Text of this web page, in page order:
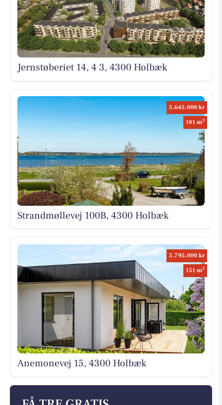
Jernstøberiet 14, 4 3, 4300 Holbæk
5.645.000 kr
181 m2
Strandmøllevej 100B, 4300 Holbæk
5.795.000 kr
151 m2
Anemonevej 15, 4300 Holbæk